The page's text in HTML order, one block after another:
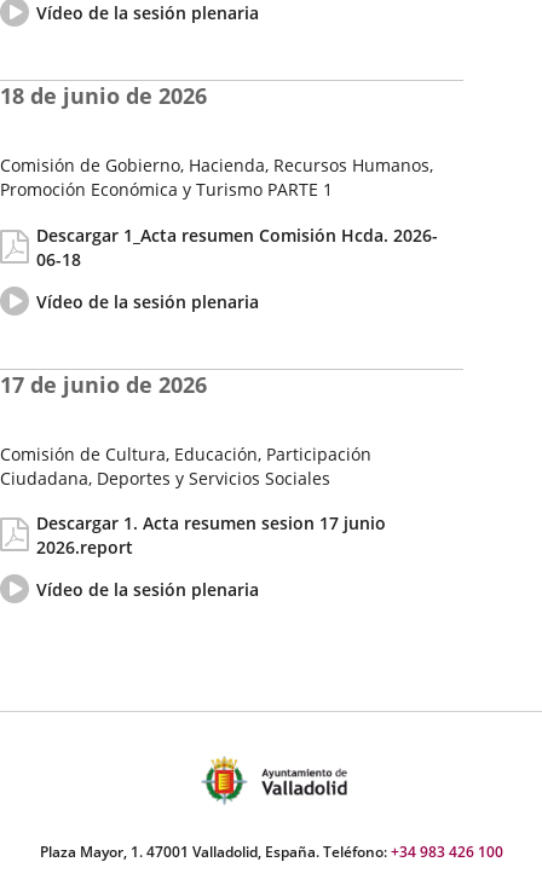
Vídeo
del
Vídeo de la sesión plenaria
aplicación
Comisión de Gobierno, Hacienda, Recursos Humanos,
Promoción Económica y Turismo PARTE 1
de
la
Sesión
18 de junio de 2026
Descargar 1_Acta resumen Comisión Hcda. 2026-
06-18
Vídeo
del
Vídeo de la sesión plenaria
aplicación
Comisión de Cultura, Educación, Participación
Ciudadana, Deportes y Servicios Sociales
de
la
Sesión
17 de junio de 2026
Descargar 1. Acta resumen sesion 17 junio
2026.report
Vídeo
del
Vídeo de la sesión plenaria
Plaza Mayor, 1. 47001 Valladolid, España. Teléfono:+34 983 426 100